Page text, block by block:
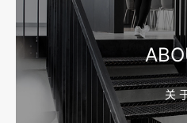
宁波制造业网站建设公司怎么
2026-08-02 17:58:44
工厂短视频拍摄后，怎样放进
关